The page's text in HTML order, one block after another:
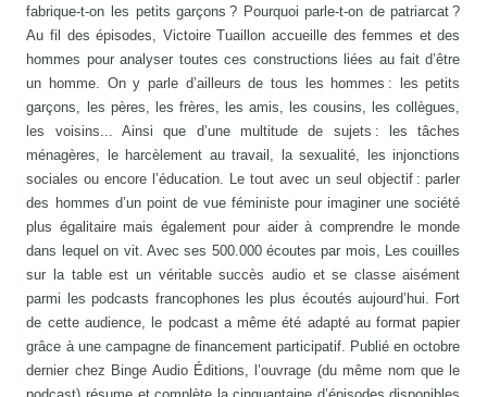
fabrique-t-on les petits garçons ? Pourquoi parle-t-on de patriarcat ?
Au fil des épisodes, Victoire Tuaillon accueille des femmes et des
hommes pour analyser toutes ces constructions liées au fait d’être
un homme. On y parle d’ailleurs de tous les hommes : les petits
garçons, les pères, les frères, les amis, les cousins, les collègues,
les voisins... Ainsi que d’une multitude de sujets : les tâches
ménagères, le harcèlement au travail, la sexualité, les injonctions
sociales ou encore l’éducation. Le tout avec un seul objectif : parler
des hommes d’un point de vue féministe pour imaginer une société
plus égalitaire mais également pour aider à comprendre le monde
dans lequel on vit. Avec ses 500.000 écoutes par mois, Les couilles
sur la table est un véritable succès audio et se classe aisément
parmi les podcasts francophones les plus écoutés aujourd’hui. Fort
de cette audience, le podcast a même été adapté au format papier
grâce à une campagne de financement participatif. Publié en octobre
dernier chez Binge Audio Éditions, l’ouvrage (du même nom que le